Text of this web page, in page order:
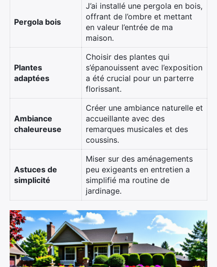
Pergola bois
J’ai installé une pergola en bois,
offrant de l’ombre et mettant
en valeur l’entrée de ma
maison.
Plantes
adaptées
Choisir des plantes qui
s’épanouissent avec l’exposition
a été crucial pour un parterre
florissant.
Ambiance
chaleureuse
Créer une ambiance naturelle et
accueillante avec des
remarques musicales et des
coussins.
Astuces de
simplicité
Miser sur des aménagements
peu exigeants en entretien a
simplifié ma routine de
jardinage.